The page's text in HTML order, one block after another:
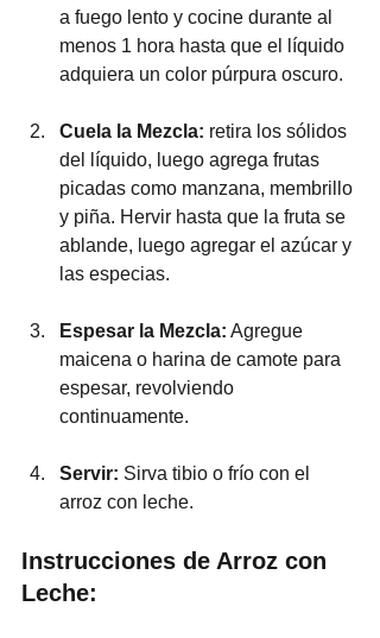
a fuego lento y cocine durante al
menos 1 hora hasta que el líquido
adquiera un color púrpura oscuro.
Cuela la Mezcla: retira los sólidos
del líquido, luego agrega frutas
picadas como manzana, membrillo
y piña. Hervir hasta que la fruta se
ablande, luego agregar el azúcar y
las especias.
Espesar la Mezcla: Agregue
maicena o harina de camote para
espesar, revolviendo
continuamente.
Servir: Sirva tibio o frío con el
arroz con leche.
Instrucciones de Arroz con
Leche: